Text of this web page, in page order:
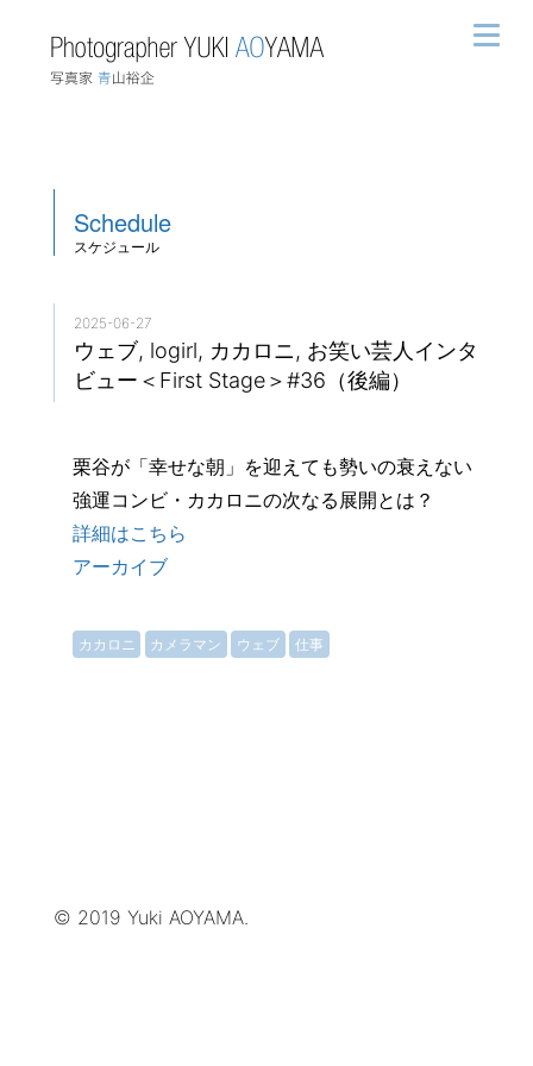
Schedule
スケジュール
2025-06-27
ウェブ, logirl, カカロニ, お笑い芸人インタ
ビュー＜First Stage＞#36（後編）
栗谷が「幸せな朝」を迎えても勢いの衰えない
強運コンビ・カカロニの次なる展開とは？
詳細はこちら
アーカイブ
カカロニ カメラマン ウェブ 仕事
© 2019 Yuki AOYAMA.